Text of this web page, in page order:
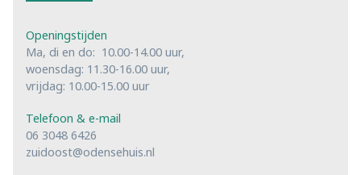
Openingstijden
Ma, di en do: 10.00-14.00 uur,
woensdag: 11.30-16.00 uur,
vrijdag: 10.00-15.00 uur
Telefoon & e-mail
06 3048 6426
zuidoost@odensehuis.nl